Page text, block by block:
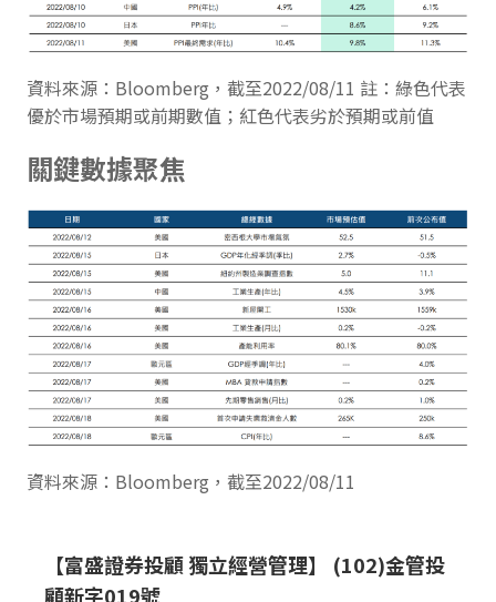
資料來源：Bloomberg，截至2022/08/11 註：綠色代表
優於市場預期或前期數值；紅色代表劣於預期或前值
關鍵數據聚焦
資料來源：Bloomberg，截至2022/08/11
【富盛證券投顧 獨立經營管理】 (102)金管投
顧新字019號